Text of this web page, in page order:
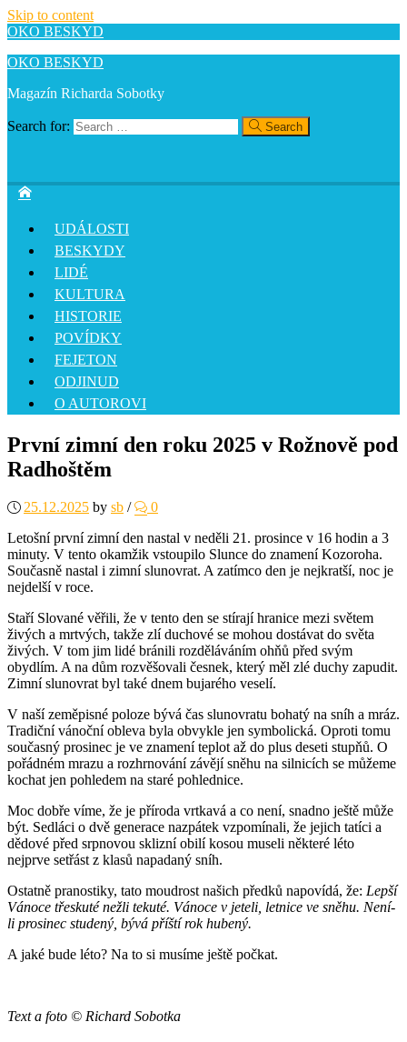
Skip to content
OKO BESKYD
OKO BESKYD
Magazín Richarda Sobotky
Search for: Search
UDÁLOSTI
BESKYDY
LIDÉ
KULTURA
HISTORIE
POVÍDKY
FEJETON
ODJINUD
O AUTOROVI
První zimní den roku 2025 v Rožnově pod
Radhoštěm
25.12.2025 by sb /
0
Letošní první zimní den nastal v neděli 21. prosince v 16 hodin a 3
minuty. V tento okamžik vstoupilo Slunce do znamení Kozoroha.
Současně nastal i zimní slunovrat. A zatímco den je nejkratší, noc je
nejdelší v roce.
Staří Slované věřili, že v tento den se stírají hranice mezi světem
živých a mrtvých, takže zlí duchové se mohou dostávat do světa
živých. V tom jim lidé bránili rozděláváním ohňů před svým
obydlím. A na dům rozvěšovali česnek, který měl zlé duchy zapudit.
Zimní slunovrat byl také dnem bujarého veselí.
V naší zeměpisné poloze bývá čas slunovratu bohatý na sníh a mráz.
Tradiční vánoční obleva byla obvykle jen symbolická. Oproti tomu
současný prosinec je ve znamení teplot až do plus deseti stupňů. O
pořádném mrazu a rozhrnování závějí sněhu na silnicích se můžeme
kochat jen pohledem na staré pohlednice.
Moc dobře víme, že je příroda vrtkavá a co není, snadno ještě může
být. Sedláci o dvě generace nazpátek vzpomínali, že jejich tatíci a
dědové před srpnovou sklizní obilí kosou museli některé léto
nejprve setřást z klasů napadaný sníh.
Ostatně pranostiky, tato moudrost našich předků napovídá, že: Lepší
Vánoce třeskuté nežli tekuté. Vánoce v jeteli, letnice ve sněhu. Není-
li prosinec studený, bývá příští rok hubený.
A jaké bude léto? Na to si musíme ještě počkat.
Text a foto © Richard Sobotka